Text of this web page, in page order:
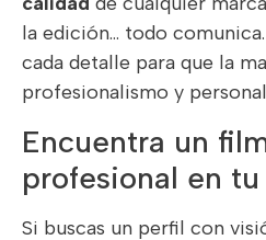
la edición… todo
cada detalle para que la
profesionalismo y
Encuentra un
profesional en
Si buscas un perfil con